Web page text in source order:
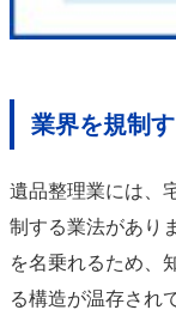
業界を規制
遺品整理業には、
制する業法があり
を名乗れるため、
る構造が温存され